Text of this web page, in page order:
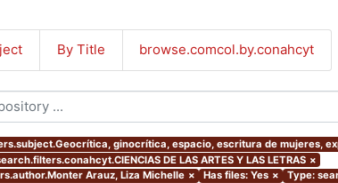
By Title browse.comcol.by.conahcyt
ginocrítica, espacio, escritura de mujeres,
DE LAS ARTES Y LAS LETRAS ×
Arauz, Liza Michelle × Has files: Yes × Type: